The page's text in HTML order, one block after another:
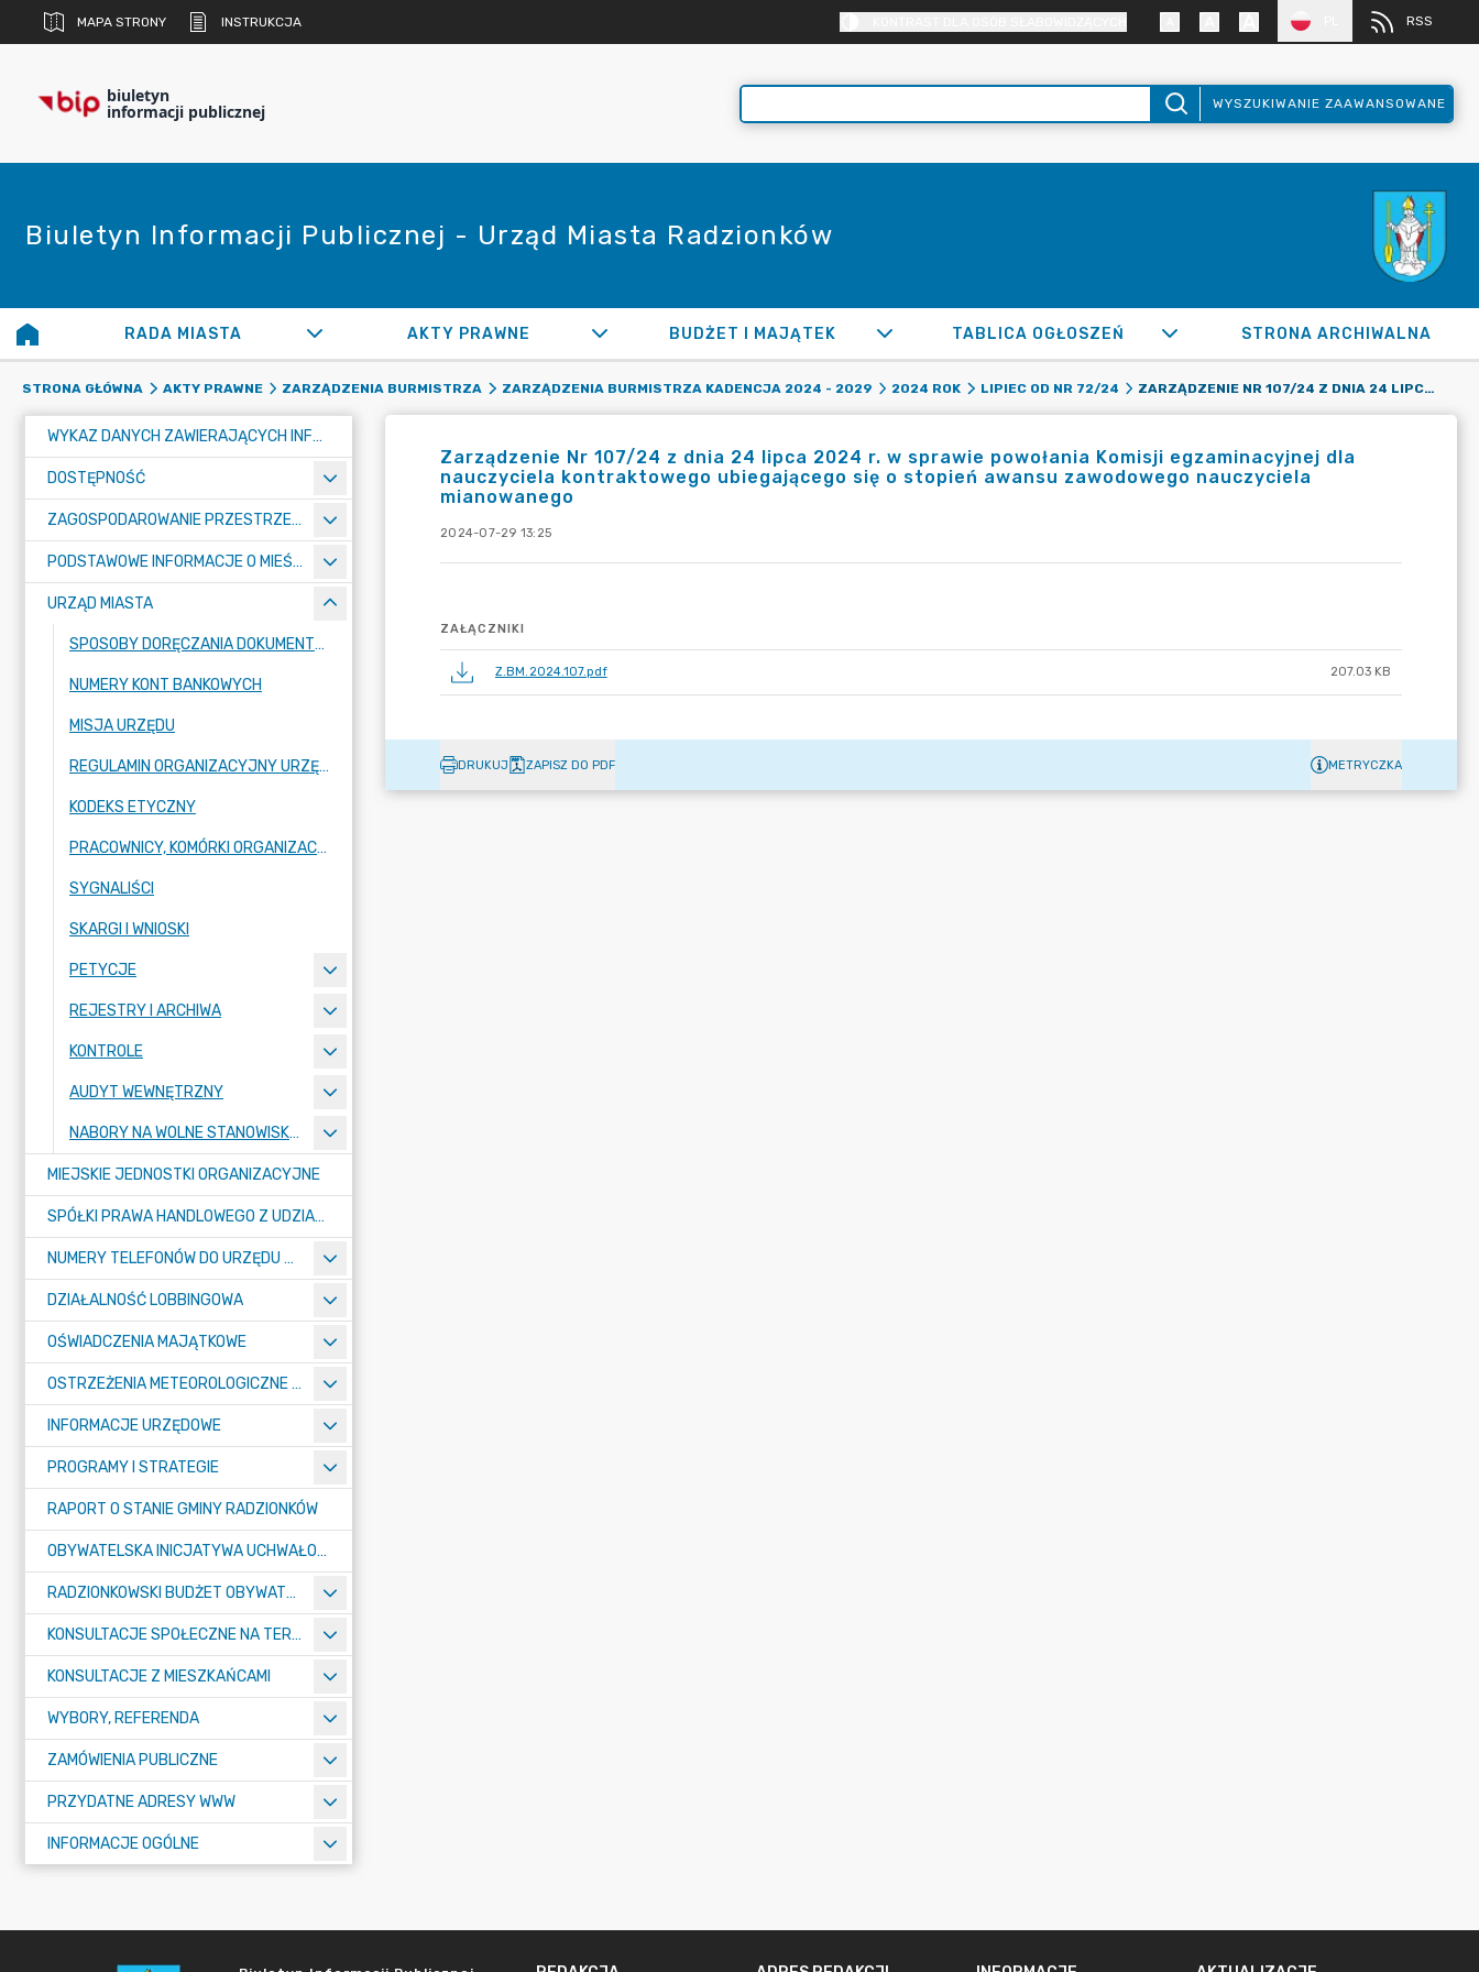
MAPA STRONY INSTRUKCJA RSS
biuletyn
informacji publicznej WYSZUKIWANIE ZAAWANSOWANE
Biuletyn Informacji Publicznej - Urząd Miasta Radzionków
RADA MIASTA AKTY PRAWNE BUDŻET I MAJĄTEK TABLICA OGŁOSZEŃ STRONA ARCHIWALNA
STRONA GŁÓWNA AKTY PRAWNE ZARZĄDZENIA BURMISTRZA ZARZĄDZENIA BURMISTRZA KADENCJA 2024 - 2029 2024 ROK LIPIEC OD NR 72/24 ZARZĄDZENIE NR 107/24 Z DNIA 24 LIPCA 2024 R. W SPRAWIE POWOŁANIA KOMISJI EGZAMINACYJNEJ DLA NAUCZYCIELA KONTRAKTOWEGO UBIEGAJĄCEGO SIĘ O STOPIEŃ AWANSU ZAWODOWEGO NAUCZYCIELA MIANOWANEGO
WYKAZ DANYCH ZAWIERAJĄCYCH INFORMACJE O ŚRODOWISKU I JEGO OCHRONIE
DOSTĘPNOŚĆ
ZAGOSPODAROWANIE PRZESTRZENNE
PODSTAWOWE INFORMACJE O MIEŚCIE
URZĄD MIASTA
SPOSOBY DORĘCZANIA DOKUMENTÓW DO URZĘDU MIASTA RADZIONKÓW
NUMERY KONT BANKOWYCH
MISJA URZĘDU
REGULAMIN ORGANIZACYJNY URZĘDU
KODEKS ETYCZNY
PRACOWNICY, KOMÓRKI ORGANIZACYJNE URZĘDU
SYGNALIŚCI
SKARGI I WNIOSKI
PETYCJE
REJESTRY I ARCHIWA
KONTROLE
AUDYT WEWNĘTRZNY
NABORY NA WOLNE STANOWISKA PRACY
MIEJSKIE JEDNOSTKI ORGANIZACYJNE
SPÓŁKI PRAWA HANDLOWEGO Z UDZIAŁEM GMINY
NUMERY TELEFONÓW DO URZĘDU MIASTA, MIEJSKICH JEDNOSTEK ORGANIZACYJNYCH ORAZ SPÓŁEK PRAWA HANDLOWEGO Z UDZIAŁEM GMINY
DZIAŁALNOŚĆ LOBBINGOWA
OŚWIADCZENIA MAJĄTKOWE
OSTRZEŻENIA METEOROLOGICZNE O ZŁYM STANIE POWIETRZA I INNE
INFORMACJE URZĘDOWE
PROGRAMY I STRATEGIE
RAPORT O STANIE GMINY RADZIONKÓW
OBYWATELSKA INICJATYWA UCHWAŁODAWCZA
RADZIONKOWSKI BUDŻET OBYWATELSKI
KONSULTACJE SPOŁECZNE NA TERENIE MIASTA RADZIONKÓW
KONSULTACJE Z MIESZKAŃCAMI
WYBORY, REFERENDA
ZAMÓWIENIA PUBLICZNE
PRZYDATNE ADRESY WWW
INFORMACJE OGÓLNE
Zarządzenie Nr 107/24 z dnia 24 lipca 2024 r. w sprawie powołania Komisji egzaminacyjnej dla
nauczyciela kontraktowego ubiegającego się o stopień awansu zawodowego nauczyciela
mianowanego
2024-07-29 13:25
ZAŁĄCZNIKI
Z.BM.2024.107.pdf 207.03 KB
DRUKUJ ZAPISZ DO PDF METRYCZKA